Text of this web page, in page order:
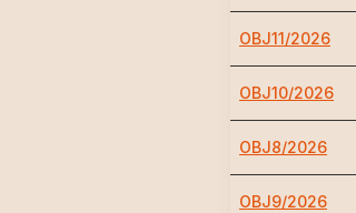
OBJ11/2026
OBJ10/2026
OBJ8/2026
OBJ9/2026